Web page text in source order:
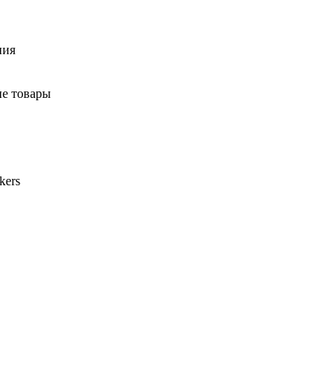
товары